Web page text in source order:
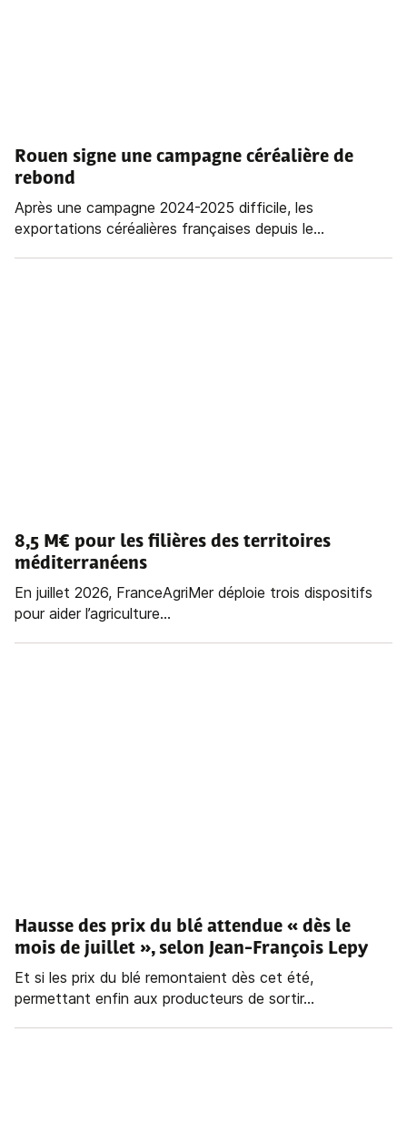
Rouen signe une campagne céréalière de
rebond
Après une campagne 2024-2025 difficile, les
exportations céréalières françaises depuis le...
8,5 M€ pour les filières des territoires
méditerranéens
En juillet 2026, FranceAgriMer déploie trois dispositifs
pour aider l’agriculture...
Hausse des prix du blé attendue « dès le
mois de juillet », selon Jean-François Lepy
Et si les prix du blé remontaient dès cet été,
permettant enfin aux producteurs de sortir...